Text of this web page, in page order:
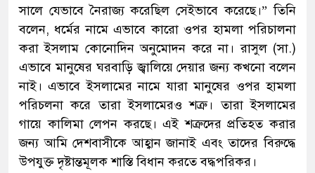
সালে যেভাবে নৈরাজ্য করেছিল সেইভাবে করেছে।” তিনি
বলেন, ধর্মের নামে এভাবে কারো ওপর হামলা পরিচালনা
করা ইসলাম কোনোদিন অনুমোদন করে না। রাসুল (সা.)
এভাবে মানুষের ঘরবাড়ি জ্বালিয়ে দেয়ার জন্য কখনো বলেন
নাই। এভাবে ইসলামের নামে যারা মানুষের ওপর হামলা
পরিচলনা করে তারা ইসলামেরও শত্রু। তারা ইসলামের
গায়ে কালিমা লেপন করছে। এই শত্রুদের প্রতিহত করার
জন্য আমি দেশবাসীকে আহ্বান জানাই এবং তাদের বিরুদ্ধে
উপযুক্ত দৃষ্টান্তমূলক শাস্তি বিধান করতে বদ্ধপরিকর।